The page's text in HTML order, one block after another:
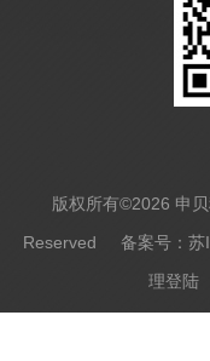
版权所有©2026 申
Reserved备案号：
理登陆